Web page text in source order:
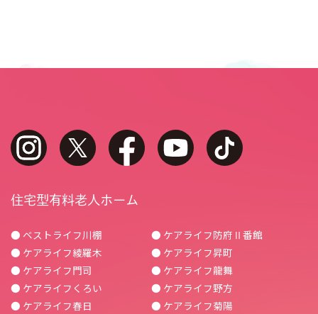
instagram twitter facebook youtube
住宅型有料老人ホーム
● ベストライフ川棚
● ケアライフ綾羅木
● ケアライフ門司
● ケアライフくろい
● ケアライフ春日
● ケアライフ防府Ⅱ番館
● ケアライフ昇町
● ケアライフ龍舞
● ケアライフ野方
● ケアライフ菊陽